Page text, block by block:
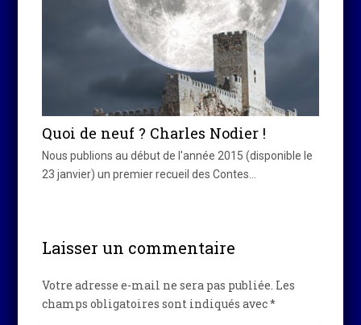
Quoi de neuf ? Charles Nodier !
Nous publions au début de l'année 2015 (disponible le
23 janvier) un premier recueil des Contes…
Laisser un commentaire
Votre adresse e-mail ne sera pas publiée. Les
champs obligatoires sont indiqués avec*